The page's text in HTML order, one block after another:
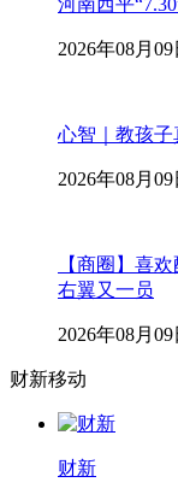
2026年08月09
心智｜教孩子
2026年08月09
【商圈】喜
右翼又一员
2026年08月09
财新移动
财新